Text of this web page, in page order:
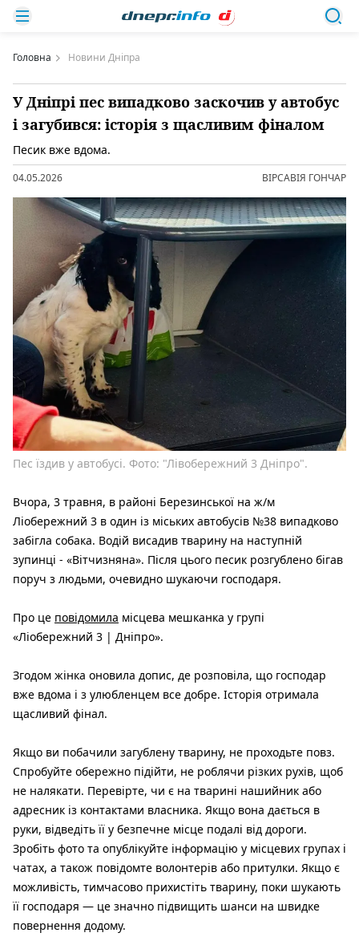
Головна Новини Дніпра
У Дніпрі пес випадково заскочив у автобус
і загубився: історія з щасливим фіналом
Песик вже вдома.
04.05.2026 ВІРСАВІЯ ГОНЧАР
Пес їздив у автобусі. Фото: "Лівобережний 3 Дніпро".
Вчора, 3 травня, в районі Березинської на ж/м
Ліобережний 3 в один із міських автобусів №38 випадково
забігла собака. Водій висадив тварину на наступній
зупинці - «Вітчизняна». Після цього песик розгублено бігав
поруч з людьми, очевидно шукаючи господаря.
Про це повідомила місцева мешканка у групі
«Ліобережний 3 | Дніпро».
Згодом жінка оновила допис, де розповіла, що господар
вже вдома і з улюбленцем все добре. Історія отримала
щасливий фінал.
Якщо ви побачили загублену тварину, не проходьте повз.
Спробуйте обережно підійти, не роблячи різких рухів, щоб
не налякати. Перевірте, чи є на тварині нашийник або
адресник із контактами власника. Якщо вона дається в
руки, відведіть її у безпечне місце подалі від дороги.
Зробіть фото та опублікуйте інформацію у місцевих групах і
чатах, а також повідомте волонтерів або притулки. Якщо є
можливість, тимчасово прихистіть тварину, поки шукають
її господаря — це значно підвищить шанси на швидке
повернення додому.